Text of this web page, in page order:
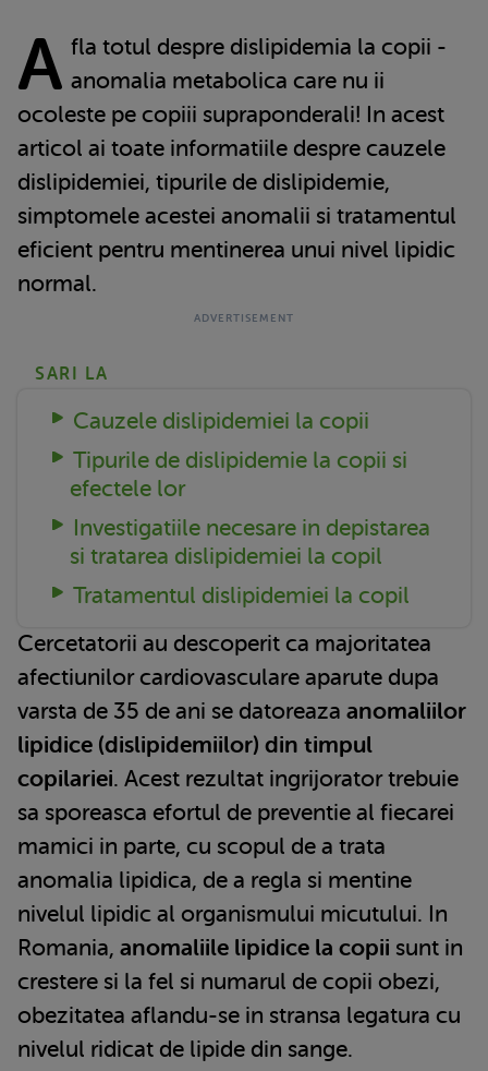
A fla totul despre dislipidemia la copii -
anomalia metabolica care nu ii
ocoleste pe copiii supraponderali! In acest
articol ai toate informatiile despre cauzele
dislipidemiei, tipurile de dislipidemie,
simptomele acestei anomalii si tratamentul
eficient pentru mentinerea unui nivel lipidic
normal.
SARI LA
Cauzele dislipidemiei la copii
Tipurile de dislipidemie la copii si
efectele lor
Investigatiile necesare in depistarea
si tratarea dislipidemiei la copil
Tratamentul dislipidemiei la copil
Cercetatorii au descoperit ca majoritatea
afectiunilor cardiovasculare aparute dupa
varsta de 35 de ani se datoreaza anomaliilor
lipidice (dislipidemiilor) din timpul
copilariei. Acest rezultat ingrijorator trebuie
sa sporeasca efortul de preventie al fiecarei
mamici in parte, cu scopul de a trata
anomalia lipidica, de a regla si mentine
nivelul lipidic al organismului micutului. In
Romania, anomaliile lipidice la copii sunt in
crestere si la fel si numarul de copii obezi,
obezitatea aflandu-se in stransa legatura cu
nivelul ridicat de lipide din sange.